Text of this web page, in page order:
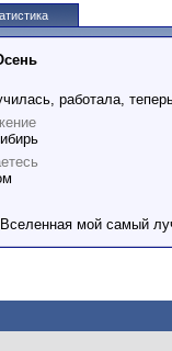
работала,
мой самый